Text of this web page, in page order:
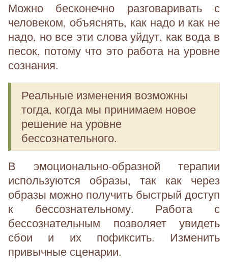
Можно бесконечно разговаривать с
человеком, объяснять, как надо и как не
надо, но все эти слова уйдут, как вода в
песок, потому что это работа на уровне
сознания.
Реальные изменения возможны
тогда, когда мы принимаем новое
решение на уровне
бессознательного.
В эмоционально-образной терапии
используются образы, так как через
образы можно получить быстрый доступ
к бессознательному. Работа с
бессознательным позволяет увидеть
сбои и их пофиксить. Изменить
привычные сценарии.